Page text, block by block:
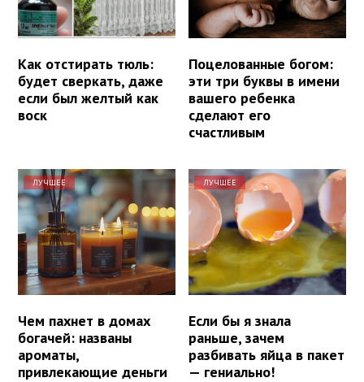
Как отстирать тюль:
будет сверкать, даже
если был желтый как
воск
Поцелованные богом:
эти три буквы в имени
вашего ребенка
сделают его
счастливым
ЛУЧШЕЕ
Чем пахнет в домах
богачей: названы
ароматы,
привлекающие деньги
ЛУЧШЕЕ
Если бы я знала
раньше, зачем
разбивать яйца в пакет
— гениально!